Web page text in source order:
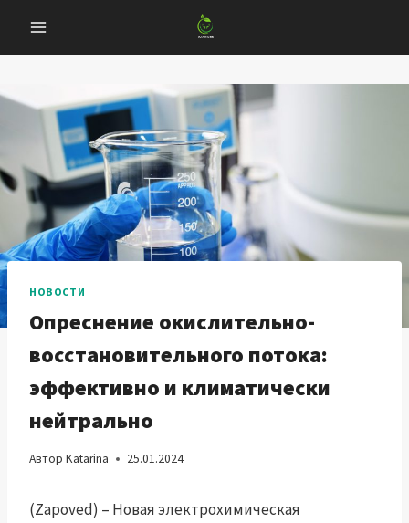
содержанию
НОВОСТИ
Опреснение окислительно-
восстановительного потока:
эффективно и климатически
нейтрально
Автор Katarina 25.01.2024
(Zapoved) – Новая электрохимическая